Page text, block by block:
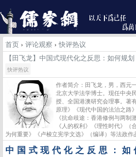
首页 › 评论观察 ›快评热议
【田飞龙】中国式现代化之反思：如何规
快评热议
作者简介：田飞龙，男，西元
北京大学法学博士。现任中央
授、全国港澳研究会理事。著
原理》《现代中国的法治之路
《抗命歧途：香港修例与两制
《人的权利》《理性时代》
为何重要》《卢梭立宪学文选》（编译）等法政作
中国式现代化之反思：如